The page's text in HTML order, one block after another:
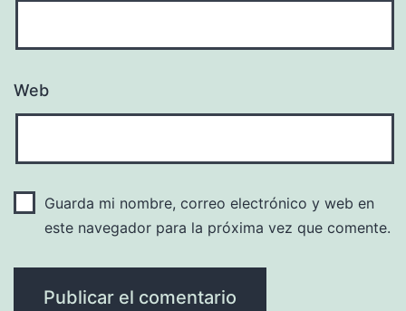
Web
Guarda mi nombre, correo electrónico y web en
este navegador para la próxima vez que comente.